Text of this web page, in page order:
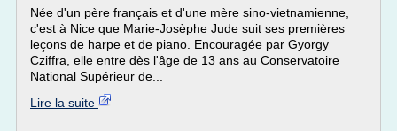
Née d'un père français et d'une mère sino-vietnamienne,
c'est à Nice que Marie-Josèphe Jude suit ses premières
leçons de harpe et de piano. Encouragée par Gyorgy
Cziffra, elle entre dès l'âge de 13 ans au Conservatoire
National Supérieur de...
Lire la suite